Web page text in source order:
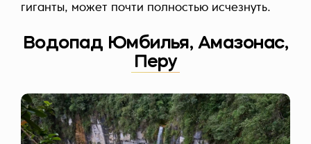
гиганты, может почти полностью исчезнуть.
Водопад Юмбилья, Амазонас,
Перу